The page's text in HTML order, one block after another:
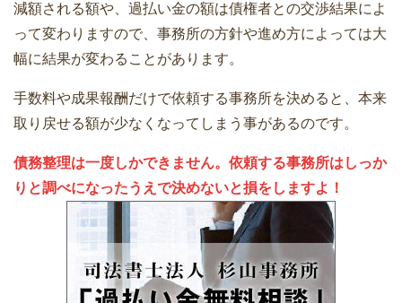
減額される額や、過払い金の額は債権者との交渉結果によ
って変わりますので、事務所の方針や進め方によっては大
幅に結果が変わることがあります。
手数料や成果報酬だけで依頼する事務所を決めると、本来
取り戻せる額が少なくなってしまう事があるのです。
債務整理は一度しかできません。依頼する事務所はしっか
りと調べになったうえで決めないと損をしますよ！